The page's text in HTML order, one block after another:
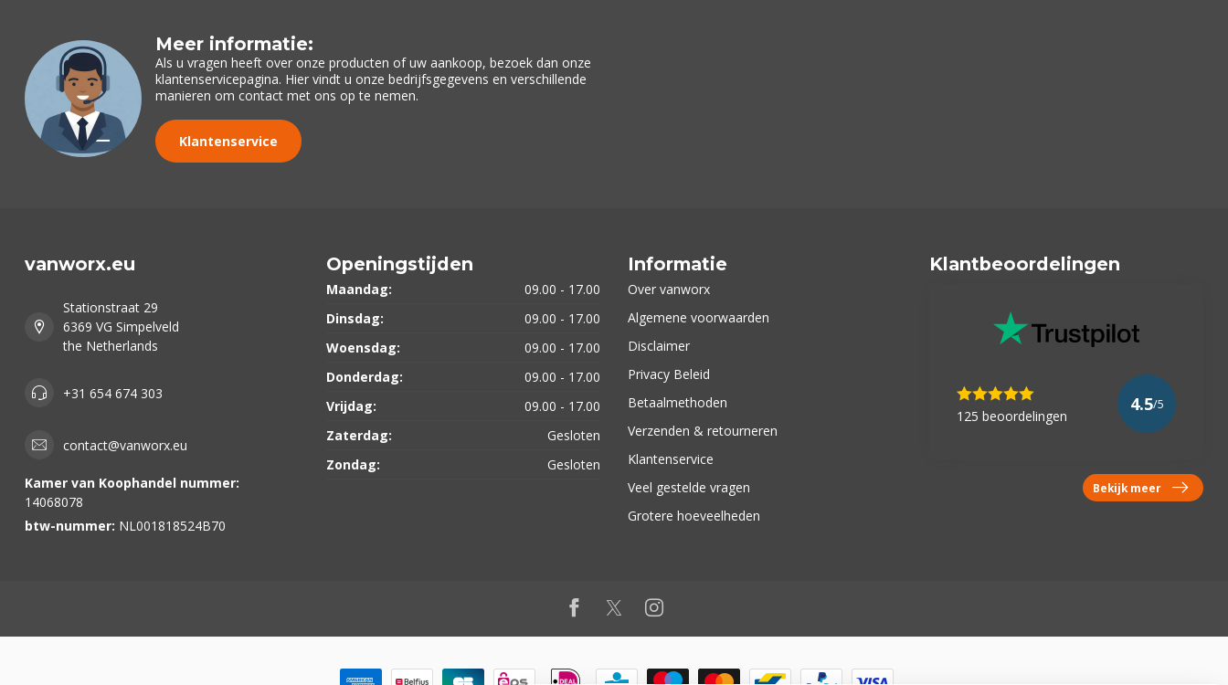
Meer informatie:
Als u vragen heeft over onze producten of uw aankoop, bezoek dan onze
klantenservicepagina. Hier vindt u onze bedrijfsgegevens en verschillende
manieren om contact met ons op te nemen.
Klantenservice
vanworx.eu
Stationstraat 29
6369 VG Simpelveld
the Netherlands
+31 654 674 303
contact@vanworx.eu
Kamer van Koophandel nummer:
14068078
btw-nummer: NL001818524B70
Openingstijden
Maandag:
09.00 - 17.00
Dinsdag:
09.00 - 17.00
Woensdag:
09.00 - 17.00
Donderdag:
09.00 - 17.00
Vrijdag:
09.00 - 17.00
Zaterdag:
Gesloten
Zondag:
Gesloten
Informatie
Over vanworx
Algemene voorwaarden
Disclaimer
Privacy Beleid
Betaalmethoden
Verzenden & retourneren
Klantenservice
Veel gestelde vragen
Grotere hoeveelheden
Klantbeoordelingen
125 beoordelingen
4.5/5
Bekijk meer